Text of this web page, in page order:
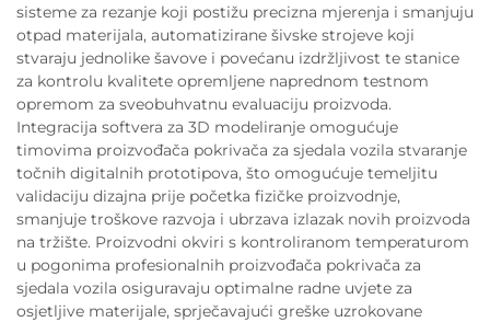
sisteme za rezanje koji postižu precizna mjerenja i smanjuju
otpad materijala, automatizirane šivske strojeve koji
stvaraju jednolike šavove i povećanu izdržljivost te stanice
za kontrolu kvalitete opremljene naprednom testnom
opremom za sveobuhvatnu evaluaciju proizvoda.
Integracija softvera za 3D modeliranje omogućuje
timovima proizvođača pokrivača za sjedala vozila stvaranje
točnih digitalnih prototipova, što omogućuje temeljitu
validaciju dizajna prije početka fizičke proizvodnje,
smanjuje troškove razvoja i ubrzava izlazak novih proizvoda
na tržište. Proizvodni okviri s kontroliranom temperaturom
u pogonima profesionalnih proizvođača pokrivača za
sjedala vozila osiguravaju optimalne radne uvjete za
osjetljive materijale, sprječavajući greške uzrokovane